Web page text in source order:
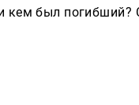
кем был погибший?